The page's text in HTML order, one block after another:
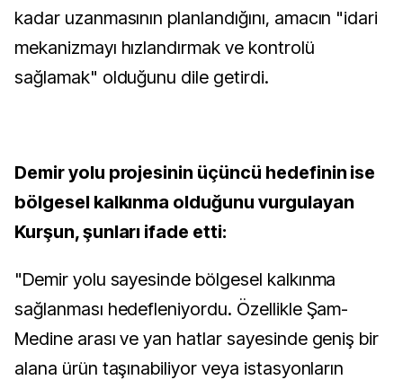
kadar uzanmasının planlandığını, amacın "idari
mekanizmayı hızlandırmak ve kontrolü
sağlamak" olduğunu dile getirdi.
Demir yolu projesinin üçüncü hedefinin ise
bölgesel kalkınma olduğunu vurgulayan
Kurşun, şunları ifade etti:
"Demir yolu sayesinde bölgesel kalkınma
sağlanması hedefleniyordu. Özellikle Şam-
Medine arası ve yan hatlar sayesinde geniş bir
alana ürün taşınabiliyor veya istasyonların